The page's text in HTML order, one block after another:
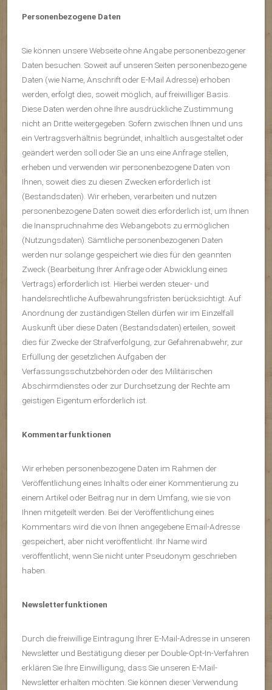
Personenbezogene Daten
Sie können unsere Webseite ohne Angabe personenbezogener
Daten besuchen. Soweit auf unseren Seiten personenbezogene
Daten (wie Name, Anschrift oder E-Mail Adresse) erhoben
werden, erfolgt dies, soweit möglich, auf freiwilliger Basis.
Diese Daten werden ohne Ihre ausdrückliche Zustimmung
nicht an Dritte weitergegeben. Sofern zwischen Ihnen und uns
ein Vertragsverhältnis begründet, inhaltlich ausgestaltet oder
geändert werden soll oder Sie an uns eine Anfrage stellen,
erheben und verwenden wir personenbezogene Daten von
Ihnen, soweit dies zu diesen Zwecken erforderlich ist
(Bestandsdaten). Wir erheben, verarbeiten und nutzen
personenbezogene Daten soweit dies erforderlich ist, um Ihnen
die Inanspruchnahme des Webangebots zu ermöglichen
(Nutzungsdaten). Sämtliche personenbezogenen Daten
werden nur solange gespeichert wie dies für den geannten
Zweck (Bearbeitung Ihrer Anfrage oder Abwicklung eines
Vertrags) erforderlich ist. Hierbei werden steuer- und
handelsrechtliche Aufbewahrungsfristen berücksichtigt. Auf
Anordnung der zuständigen Stellen dürfen wir im Einzelfall
Auskunft über diese Daten (Bestandsdaten) erteilen, soweit
dies für Zwecke der Strafverfolgung, zur Gefahrenabwehr, zur
Erfüllung der gesetzlichen Aufgaben der
Verfassungsschutzbehörden oder des Militärischen
Abschirmdienstes oder zur Durchsetzung der Rechte am
geistigen Eigentum erforderlich ist.
Kommentarfunktionen
Wir erheben personenbezogene Daten im Rahmen der
Veröffentlichung eines Inhalts oder einer Kommentierung zu
einem Artikel oder Beitrag nur in dem Umfang, wie sie von
Ihnen mitgeteilt werden. Bei der Veröffentlichung eines
Kommentars wird die von Ihnen angegebene Email-Adresse
gespeichert, aber nicht veröffentlicht. Ihr Name wird
veröffentlicht, wenn Sie nicht unter Pseudonym geschrieben
haben.
Newsletterfunktionen
Durch die freiwillige Eintragung Ihrer E-Mail-Adresse in unseren
Newsletter und Bestätigung dieser per Double-Opt-In-Verfahren
erklären Sie Ihre Einwilligung, dass Sie unseren E-Mail-
Newsletter erhalten möchten. Sie können dieser Verwendung